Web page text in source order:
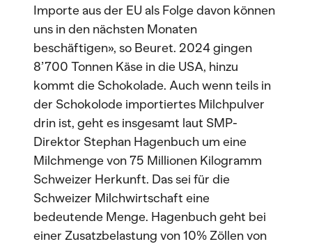
Importe aus der EU als Folge davon können
uns in den nächsten Monaten
beschäftigen», so Beuret. 2024 gingen
8’700 Tonnen Käse in die USA, hinzu
kommt die Schokolade. Auch wenn teils in
der Schokolode importiertes Milchpulver
drin ist, geht es insgesamt laut SMP-
Direktor Stephan Hagenbuch um eine
Milchmenge von 75 Millionen Kilogramm
Schweizer Herkunft. Das sei für die
Schweizer Milchwirtschaft eine
bedeutende Menge. Hagenbuch geht bei
einer Zusatzbelastung von 10% Zöllen von